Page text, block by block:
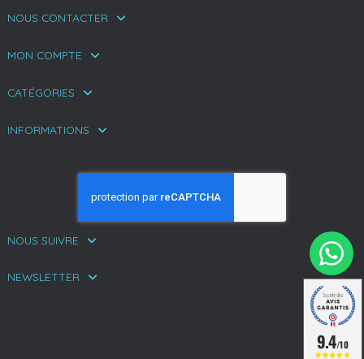
NOUS CONTACTER
MON COMPTE
CATÉGORIES
INFORMATIONS
NOUS SUIVRE
NEWSLETTER
9.4/10